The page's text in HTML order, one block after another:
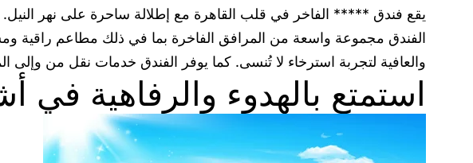
يقع فندق ***** الفاخر في قلب القاهرة مع إطلالة ساحرة على نهر النيل.
الفندق مجموعة واسعة من المرافق الفاخرة بما في ذلك مطاعم راقية
والعافية لتجربة استرخاء لا تُنسى. كما يوفر الفندق خدمات نقل من وإلى
استمتع بالهدوء والرفاهية